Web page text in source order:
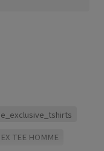
EX TEE HOMME